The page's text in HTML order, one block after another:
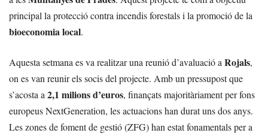
principal la protecció contra incendis forestals i la promoció de la
bioeconomia local.
Aquesta setmana es va realitzar una reunió d’avaluació a Rojals,
on es van reunir els socis del projecte. Amb un pressupost que
s’acosta a 2,1 milions d’euros, finançats majoritàriament per fons
europeus NextGeneration, les actuacions han durat uns dos anys.
Les zones de foment de gestió (ZFG) han estat fonamentals per a